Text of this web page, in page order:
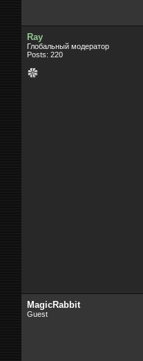
Ray
Глобальный модератор
Posts: 220
MagicRabbit
Guest